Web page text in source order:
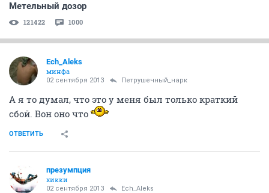
Метельный дозор
121422 1000
Ech_Aleks
минфа
02 сентября 2013 Петрушечный_нарк
А я то думал, что это у меня был только краткий
сбой. Вон оно что
ОТВЕТИТЬ
презумпция
хикки
02 сентября 2013 Ech_Aleks